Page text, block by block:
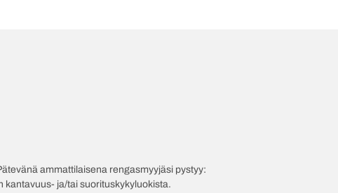
ammattilaisena rengasmyyjäsi pystyy:
kantavuus- ja/tai suorituskykyluokista.